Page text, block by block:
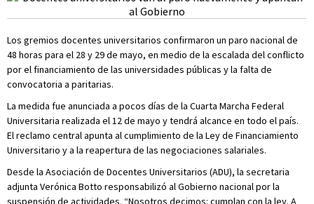
Los gremios docentes universitarios confirmaron un paro nacional de
48 horas para el 28 y 29 de mayo, en medio de la escalada del conflicto
por el financiamiento de las universidades públicas y la falta de
convocatoria a paritarias.
La medida fue anunciada a pocos días de la Cuarta Marcha Federal
Universitaria realizada el 12 de mayo y tendrá alcance en todo el país.
El reclamo central apunta al cumplimiento de la Ley de Financiamiento
Universitario y a la reapertura de las negociaciones salariales.
Desde la Asociación de Docentes Universitarios (ADU), la secretaria
adjunta Verónica Botto responsabilizó al Gobierno nacional por la
suspensión de actividades. “Nosotros decimos: cumplan con la ley. A